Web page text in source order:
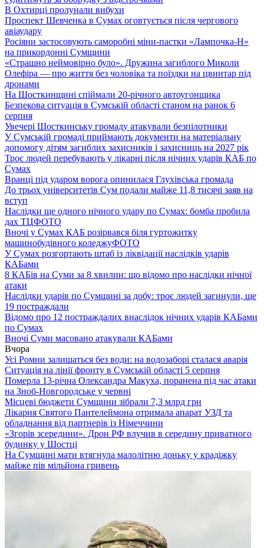
В Охтирці пролунали вибухи
Проспект Шевченка в Сумах оговтується після чергового
авіаудару
Росіяни застосовують саморобні міни-пастки «Лампочка-Н»
на прикордонні Сумщини
«Страшно неймовірно було». Дружина загиблого Миколи
Олефіра — про життя без чоловіка та поїздки на цвинтар під
дронами
На Шосткинщині спіймали 20-річного автоугонщика
Безпекова ситуація в Сумській області станом на ранок 6
серпня
Увечері Шосткинську громаду атакували безпілотники
У Сумській громаді приймають документи на матеріальну
допомогу дітям загиблих захисників і захисниць на 2027 рік
Троє людей перебувають у лікарні після нічних ударів КАБ по
Сумах
Вранці під ударом ворога опинилася Глухівська громада
До трьох університетів Сум подали майже 11,8 тисячі заяв на
вступ
Наслідки ще одного нічного удару по Сумах: бомба пробила
дах ТЦФОТО
Вночі у Сумах КАБ розірвався біля гуртожитку
машинобудівного коледжуФОТО
У Сумах розгортають штаб із ліквідації наслідків ударів
КАБами
8 КАБів на Суми за 8 хвилин: що відомо про наслідки нічної
атаки
Наслідки ударів по Сумщині за добу: троє людей загинули, ще
19 постраждали
Відомо про 12 постраждалих внаслідок нічних ударів КАБами
по Сумах
Вночі Суми масовано атакували КАБами
Вчора
Усі Ромни залишаться без води: на водозаборі сталася аварія
Ситуація на лінії фронту в Сумській області 5 серпня
Померла 13-річна Олександра Макуха, поранена під час атаки
на Зноб-Новгородське у червні
Місцеві бюджети Сумщини зібрали 7,3 млрд грн
Лікарня Святого Пантелеймона отримала апарат УЗД та
обладнання від партнерів із Німеччини
«Згорів зсередини». Дрон РФ влучив в середину приватного
будинку у Шостці
На Сумщині мати втягнула малолітню доньку у крадіжку
майже пів мільйона гривень